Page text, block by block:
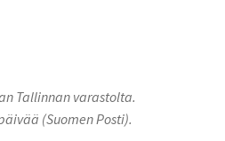
Tallinnan varastolta.
(Suomen Posti).